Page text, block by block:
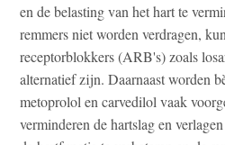
en de belasting van het hart te
remmers niet worden verdragen,
receptorblokkers (ARB's) zoals
alternatief zijn. Daarnaast worden
metoprolol en carvedilol vaak
verminderen de hartslag en